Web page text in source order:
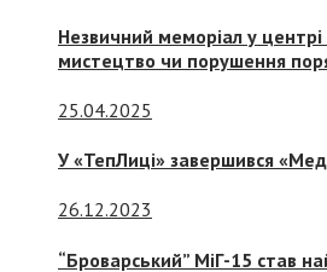
Незвичний меморіал у центрі
мистецтво чи порушення
25.04.2025
У «ТепЛиці» завершився
26.12.2023
“Броварський” МіГ-15 став